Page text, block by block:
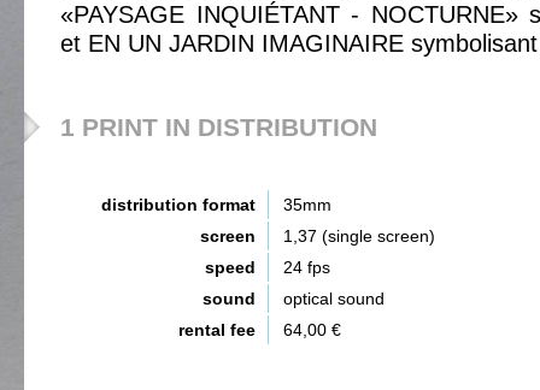
«PAYSAGE INQUIÉTANT - NOCTURNE»
et EN UN JARDIN IMAGINAIRE
1 PRINT IN DISTRIBUTION
distribution format
35mm
screen
1,37 (single screen)
speed
24 fps
sound
optical sound
rental fee
64,00 €